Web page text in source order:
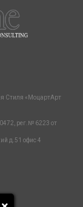
Стиля «МоцартАрт
рег.№ 6223 от
д.51 офис 4